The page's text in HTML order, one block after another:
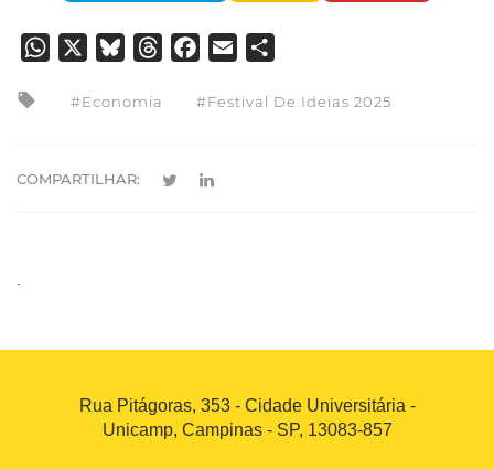
WhatsApp BlueskyThreadsFacebook
Email
Economia Festival De Ideias 2025
COMPARTILHAR: